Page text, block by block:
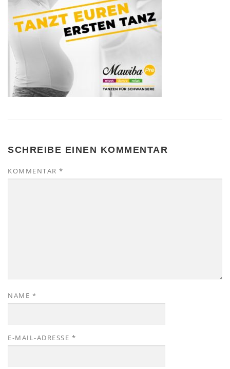
SCHREIBE EINEN KOMMENTAR
KOMMENTAR *
NAME *
E-MAIL-ADRESSE *